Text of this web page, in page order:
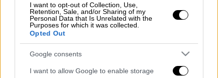
I want to opt-out of Collection, Use,
Retention, Sale, and/or Sharing of my
Personal Data that Is Unrelated with the
Purposes for which it was collected.
Opted Out
Google consents
I want to allow Google to enable storage
Το διαμέρισμα διαθέτει βεράντα και μεγάλα
παράθυρα από το δάπεδο μέχρι την
οροφή. Το ανοιχτού τύπου σαλόνι διαθέτει
τζάκι με φυσικό αέριο, προσαρμοσμένη
ξύλινη επένδυση και γωνιά πρωινού, καθώς
και χώρο για ένα μεγάλο πιάνο, ενώ τα